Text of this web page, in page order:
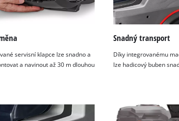
servisní klapce lze snadno a
a navinout až 30 m dlouhou
Snadný transport
Díky integrovanému
lze hadicový buben